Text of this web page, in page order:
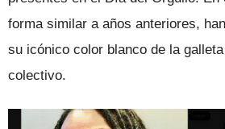
forma similar a años anteriores,
su icónico color blanco de la
colectivo.